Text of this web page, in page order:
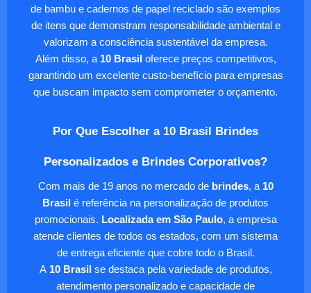
de bambu e cadernos de papel reciclado são exemplos
de itens que demonstram responsabilidade ambiental e
valorizam a consciência sustentável da empresa.
Além disso, a 10 Brasil oferece preços competitivos,
garantindo um excelente custo-benefício para empresas
que buscam impacto sem comprometer o orçamento.
Por Que Escolher a 10 Brasil Brindes
Personalizados e Brindes Corporativos?
Com mais de 19 anos no mercado de brindes, a 10
Brasil é referência na personalização de produtos
promocionais. Localizada em São Paulo, a empresa
atende clientes de todos os estados, com um sistema
de entrega eficiente que cobre todo o Brasil.
A10 Brasil se destaca pela variedade de produtos,
atendimento personalizado e capacidade de